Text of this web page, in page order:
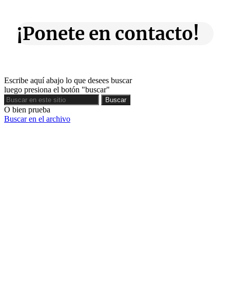
¡Ponete en contacto!
Escribe aquí abajo lo que desees buscar
luego presiona el botón "buscar"
Buscar
Buscar
O bien prueba
Buscar en el archivo